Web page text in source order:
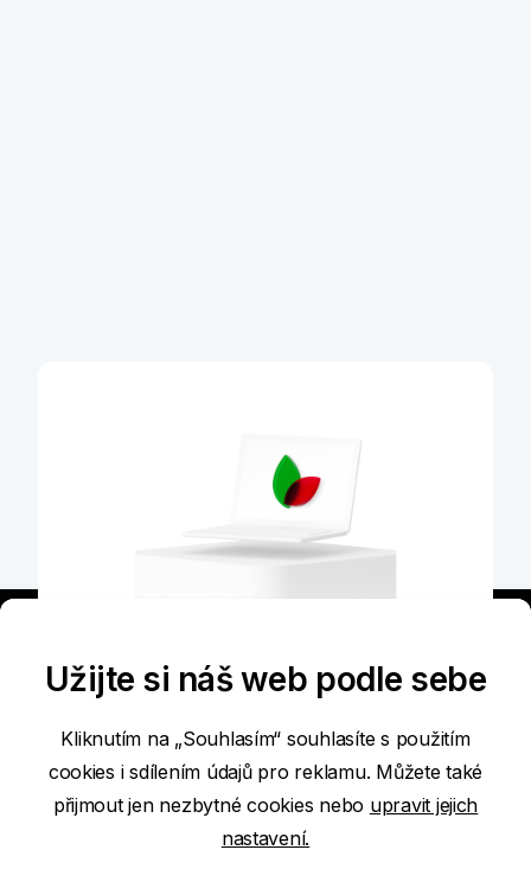
Zmírňujeme náš dopad na životní prostředí
a pomáháme také v sociální oblasti.
Prohlášení o přístupnosti
Podmínky používání internetových stránek
Užijte si náš web podle sebe
Kliknutím na „Souhlasím“ souhlasíte s použitím
cookies i sdílením údajů pro reklamu. Můžete také
přijmout jen nezbytné cookies nebo upravit jejich
nastavení.